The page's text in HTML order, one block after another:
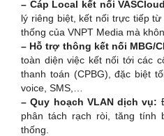
– Cáp Local kết nối
lý riêng biệt, kết nối trực tiếp
thống của VNPT Media mà
– Hỗ trợ thông kết nối MBG/
toàn diện việc kết nối tới các
thanh toán (CPBG), đặc biệt
voice, SMS,…
– Quy hoạch VLAN dịch vụ:
phân tách rạch ròi, tăng tính
thống.